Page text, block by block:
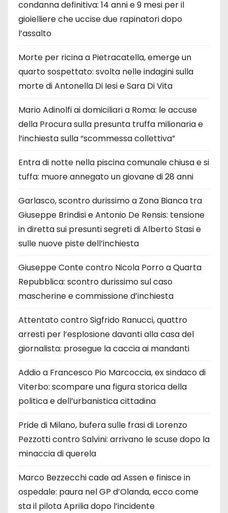
condanna definitiva: 14 anni e 9 mesi per il
gioielliere che uccise due rapinatori dopo
l’assalto
Morte per ricina a Pietracatella, emerge un
quarto sospettato: svolta nelle indagini sulla
morte di Antonella Di Iesi e Sara Di Vita
Mario Adinolfi ai domiciliari a Roma: le accuse
della Procura sulla presunta truffa milionaria e
l’inchiesta sulla “scommessa collettiva”
Entra di notte nella piscina comunale chiusa e si
tuffa: muore annegato un giovane di 28 anni
Garlasco, scontro durissimo a Zona Bianca tra
Giuseppe Brindisi e Antonio De Rensis: tensione
in diretta sui presunti segreti di Alberto Stasi e
sulle nuove piste dell’inchiesta
Giuseppe Conte contro Nicola Porro a Quarta
Repubblica: scontro durissimo sul caso
mascherine e commissione d’inchiesta
Attentato contro Sigfrido Ranucci, quattro
arresti per l’esplosione davanti alla casa del
giornalista: prosegue la caccia ai mandanti
Addio a Francesco Pio Marcoccia, ex sindaco di
Viterbo: scompare una figura storica della
politica e dell’urbanistica cittadina
Pride di Milano, bufera sulle frasi di Lorenzo
Pezzotti contro Salvini: arrivano le scuse dopo la
minaccia di querela
Marco Bezzecchi cade ad Assen e finisce in
ospedale: paura nel GP d’Olanda, ecco come
sta il pilota Aprilia dopo l’incidente